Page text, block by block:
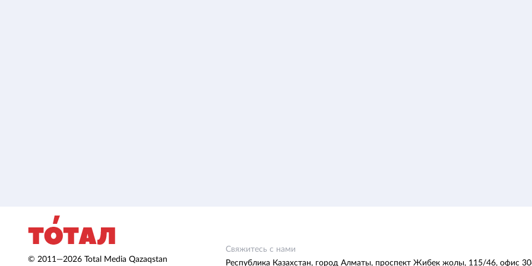
© 2011—2026 Total Media Qazaqstan
Свяжитесь с нами
Республика Казахстан, город Алматы, проспект Жибек жолы, 115/46, офис